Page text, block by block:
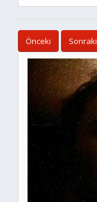
Önceki Sonraki